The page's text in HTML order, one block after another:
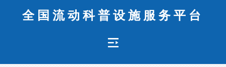
全国流动科普设施服务平台